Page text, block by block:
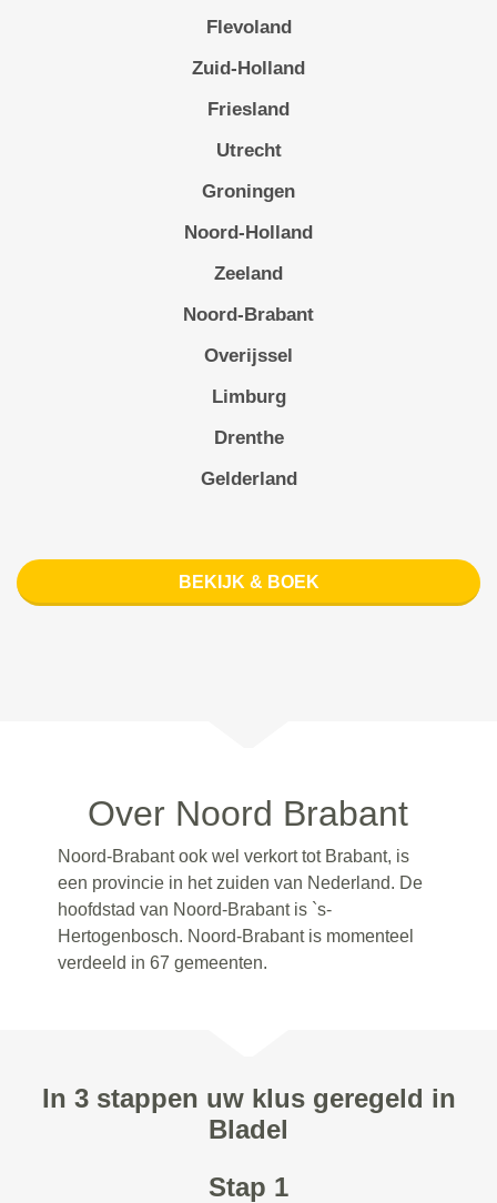
Flevoland
Zuid-Holland
Friesland
Utrecht
Groningen
Noord-Holland
Zeeland
Noord-Brabant
Overijssel
Limburg
Drenthe
Gelderland
BEKIJK & BOEK
Over Noord Brabant
Noord-Brabant ook wel verkort tot Brabant, is
een provincie in het zuiden van Nederland. De
hoofdstad van Noord-Brabant is `s-
Hertogenbosch. Noord-Brabant is momenteel
verdeeld in 67 gemeenten.
In 3 stappen uw klus geregeld in
Bladel
Stap 1